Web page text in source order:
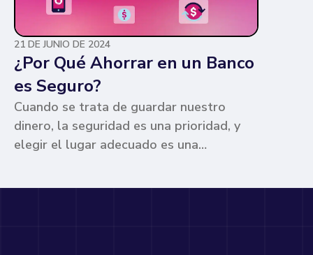
21 DE JUNIO DE 2024
¿Por Qué Ahorrar en un Banco
es Seguro?
Cuando se trata de guardar nuestro
dinero, la seguridad es una prioridad, y
elegir el lugar adecuado es una